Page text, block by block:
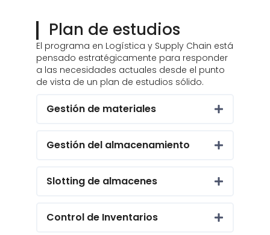
Plan de estudios
El programa en Logística y Supply Chain está
pensado estratégicamente para responder
a las necesidades actuales desde el punto
de vista de un plan de estudios sólido.
Gestión de materiales
Gestión del almacenamiento
Slotting de almacenes
Control de Inventarios